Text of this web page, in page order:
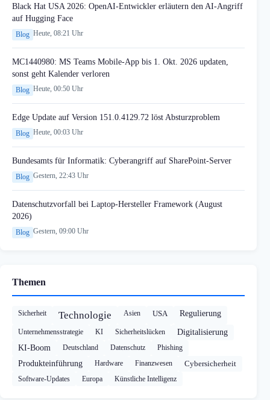
Black Hat USA 2026: OpenAI-Entwickler erläutern den AI-Angriff
auf Hugging Face
Blog Heute, 08:21 Uhr
MC1440980: MS Teams Mobile-App bis 1. Okt. 2026 updaten,
sonst geht Kalender verloren
Blog Heute, 00:50 Uhr
Edge Update auf Version 151.0.4129.72 löst Absturzproblem
Blog Heute, 00:03 Uhr
Bundesamts für Informatik: Cyberangriff auf SharePoint-Server
Blog Gestern, 22:43 Uhr
Datenschutzvorfall bei Laptop-Hersteller Framework (August
2026)
Blog Gestern, 09:00 Uhr
Themen
Sicherheit Technologie Asien USA Regulierung
Unternehmensstrategie KI Sicherheitslücken
Digitalisierung
KI-Boom
Deutschland Datenschutz Phishing
Produkteinführung Hardware Finanzwesen Cybersicherheit
Software-Updates Europa Künstliche Intelligenz